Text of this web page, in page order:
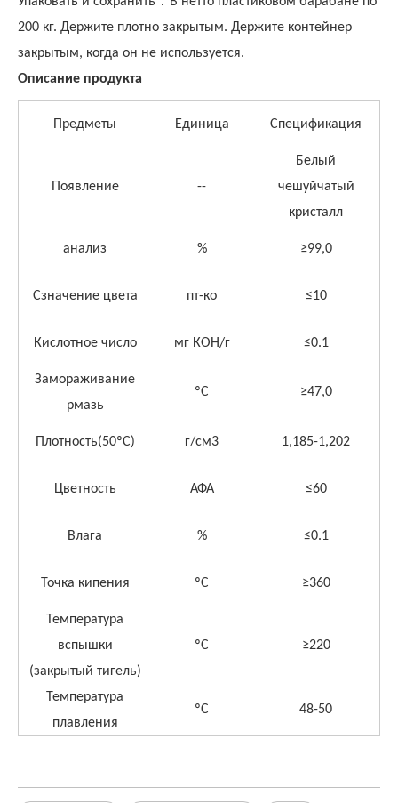
200 кг. Держите плотно закрытым. Держите контейнер
закрытым, когда он не используется.
Описание продукта
Предметы Единица Спецификация
Появление --
Белый
чешуйчатый
кристалл
анализ % ≥99,0
Cзначение цвета пт-ко ≤10
Кислотное число мг КОН/г ≤0.1
Замораживание
pмазь
ºС ≥47,0
Плотность(50ºС) г/см3 1,185-1,202
Цветность АФА ≤60
Влага % ≤0.1
Точка кипения ºС ≥360
Температура
вспышки
(закрытый тигель)
ºС ≥220
Температура
плавления
ºС 48-50